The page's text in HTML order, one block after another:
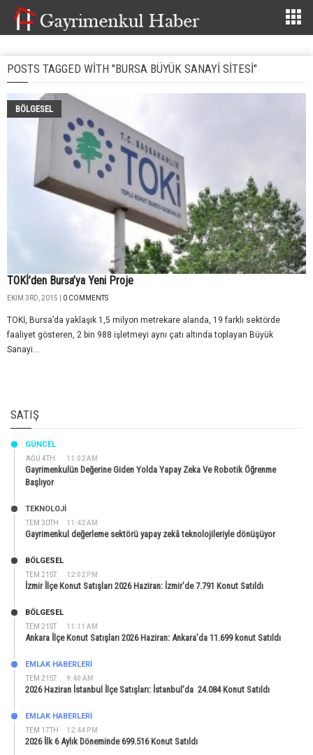
POSTS TAGGED WITH "BURSA BÜYÜK SANAYI SITESI"
BÖLGESEL
TOKİ’den Bursa’ya Yeni Proje
EKIM 3RD, 2015 | 0 COMMENTS
TOKİ, Bursa’da yaklaşık 1,5 milyon metrekare alanda, 19 farklı sektörde
faaliyet gösteren, 2 bin 988 işletmeyi aynı çatı altında toplayan Büyük
Sanayi...
SATIŞ
AĞU 4TH 11:02 AM
GÜNCEL
Gayrimenkulün Değerine Giden Yolda Yapay Zeka Ve Robotik Öğrenme
Başlıyor
TEM 30TH 11:42 AM
TEKNOLOJİ
Gayrimenkul değerleme sektörü yapay zekâ teknolojileriyle dönüşüyor
TEM 21ST 12:02 PM
BÖLGESEL
İzmir İlçe Konut Satışları 2026 Haziran: İzmir’de 7.791 Konut Satıldı
TEM 21ST 11:11 AM
BÖLGESEL
Ankara İlçe Konut Satışları 2026 Haziran: Ankara’da 11.699 konut Satıldı
TEM 21ST 9:40 AM
EMLAK HABERLERI
2026 Haziran İstanbul İlçe Satışları: İstanbul’da 24.084 Konut Satıldı
TEM 17TH 12:44 PM
EMLAK HABERLERI
2026 İlk 6 Aylık Döneminde 699.516 Konut Satıldı